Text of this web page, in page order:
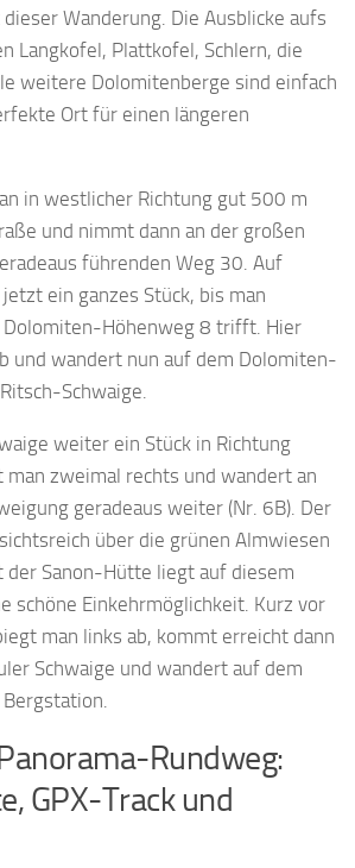
Wanderung. Die Ausblicke aufs
Langkofel, Plattkofel, Schlern, die
weitere Dolomitenberge sind einfach
Ort für einen längeren
in westlicher Richtung gut 500 m
und nimmt dann an der großen
führenden Weg 30. Auf
ein ganzes Stück, bis man
Dolomiten-Höhenweg 8 trifft. Hier
und wandert nun auf dem Dolomiten-
Schwaige.
weiter ein Stück in Richtung
man zweimal rechts und wandert an
geradeaus weiter (Nr. 6B). Der
über die grünen Almwiesen
der Sanon-Hütte liegt auf diesem
schöne Einkehrmöglichkeit. Kurz vor
man links ab, kommt erreicht dann
Schwaige und wandert auf dem
Rundweg:
GPX-Track und